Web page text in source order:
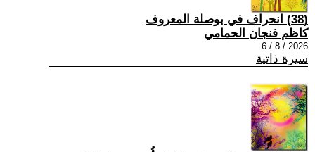
(38) انحراف في بوصلة المعروف
كاظم فنجان الحمامي
2026 / 8 / 6
سيرة ذاتية